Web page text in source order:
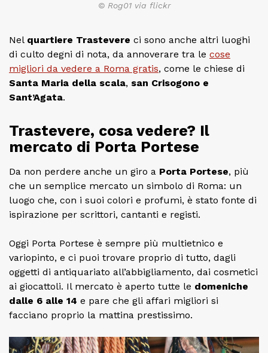
© Rog01 via flickr
Nel quartiere Trastevere ci sono anche altri luoghi
di culto degni di nota, da annoverare tra le cose
migliori da vedere a Roma gratis, come le chiese di
Santa Maria della scala, san Crisogono e
Sant’Agata.
Trastevere, cosa vedere? Il
mercato di Porta Portese
Da non perdere anche un giro a Porta Portese, più
che un semplice mercato un simbolo di Roma: un
luogo che, con i suoi colori e profumi, è stato fonte di
ispirazione per scrittori, cantanti e registi.
Oggi Porta Portese è sempre più multietnico e
variopinto, e ci puoi trovare proprio di tutto, dagli
oggetti di antiquariato all’abbigliamento, dai cosmetici
ai giocattoli. Il mercato è aperto tutte le domeniche
dalle 6 alle 14 e pare che gli affari migliori si
facciano proprio la mattina prestissimo.